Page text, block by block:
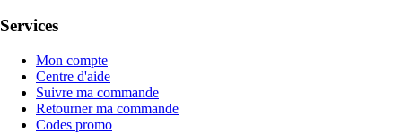
Services
Mon compte
Centre d'aide
Suivre ma commande
Retourner ma commande
Codes promo